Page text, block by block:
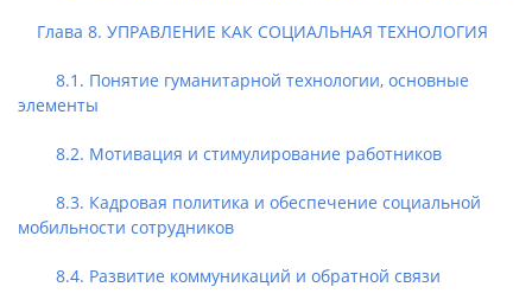
Глава 8. УПРАВЛЕНИЕ КАК СОЦИАЛЬНАЯ ТЕХНОЛОГИЯ
8.1. Понятие гуманитарной технологии, основные
элементы
8.2. Мотивация и стимулирование работников
8.3. Кадровая политика и обеспечение социальной
мобильности сотрудников
8.4. Развитие коммуникаций и обратной связи